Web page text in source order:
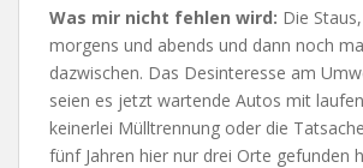
Was mir nicht fehlen wird: Die
morgens und abends und dann noch
dazwischen. Das Desinteresse am
seien es jetzt wartende Autos mit
keinerlei Mülltrennung oder die
fünf Jahren hier nur drei Orte gefunden